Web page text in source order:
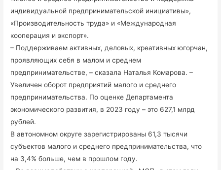
индивидуальной предпринимательской инициативы»,
«Производительность труда» и «Международная
кооперация и экспорт».
– Поддерживаем активных, деловых, креативных югорчан,
проявляющих себя в малом и среднем
предпринимательстве, – сказала Наталья Комарова. –
Увеличен оборот предприятий малого и среднего
предпринимательства. По оценке Департамента
экономического развития, в 2023 году – это 627,1 млрд
рублей.
В автономном округе зарегистрированы 61,3 тысячи
субъектов малого и среднего предпринимательства, что
на 3,4% больше, чем в прошлом году.